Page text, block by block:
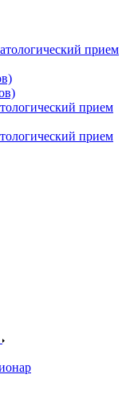
прием
прием
прием